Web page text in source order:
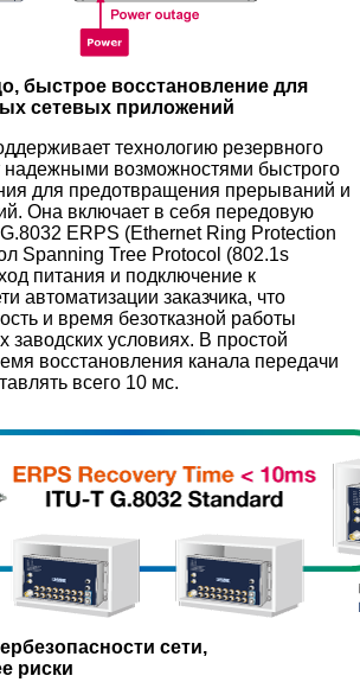
быстрое восстановление для
сетевых приложений
технологию резервного
надежными возможностями быстрого
для предотвращения прерываний и
Она включает в себя передовую
ERPS (Ethernet Ring Protection
Spanning Tree Protocol (802.1s
питания и подключение к
автоматизации заказчика, что
и время безотказной работы
заводских условиях. В простой
восстановления канала передачи
всего 10 мс.
сети,
риски